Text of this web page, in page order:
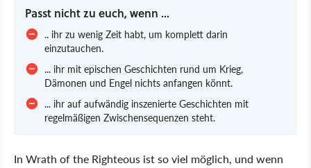
Passt nicht zu euch, wenn ...
.. ihr zu wenig Zeit habt, um komplett darin
einzutauchen.
... ihr mit epischen Geschichten rund um Krieg,
Dämonen und Engel nichts anfangen könnt.
... ihr auf aufwändig inszenierte Geschichten mit
regelmäßigen Zwischensequenzen steht.
In Wrath of the Righteous ist so viel möglich, und wenn